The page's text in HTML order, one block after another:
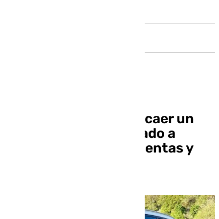
Cinco detenidos tras caer un
grupo criminal dedicado a
realizar ajustes de cuentas y